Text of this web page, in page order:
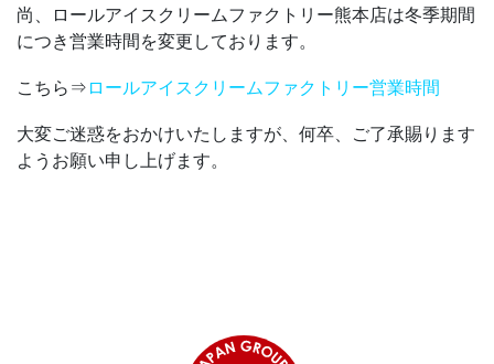
尚、ロールアイスクリームファクトリー熊本店は冬季期間
につき営業時間を変更しております。
こちら⇒ ロールアイスクリームファクトリー営業時間
大変ご迷惑をおかけいたしますが、何卒、ご了承賜ります
ようお願い申し上げます。